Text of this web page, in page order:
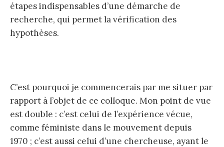
étapes indispensables d’une démarche de
recherche, qui permet la vérification des
hypothèses.
C’est pourquoi je commencerais par me situer par
rapport à l’objet de ce colloque. Mon point de vue
est double : c’est celui de l’expérience vécue,
comme féministe dans le mouvement depuis
1970 ; c’est aussi celui d’une chercheuse, ayant le